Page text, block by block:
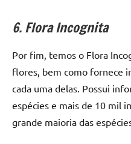
6. Flora Incognita
Por fim, temos o Flora
flores, bem como fornece
cada uma delas. Possui
espécies e mais de 10 mil
grande maioria das